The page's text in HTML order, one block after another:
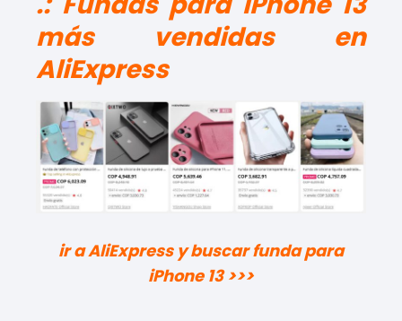
más vendidas en
AliExpress
ir a AliExpress y buscar funda para
iPhone 13 >>>